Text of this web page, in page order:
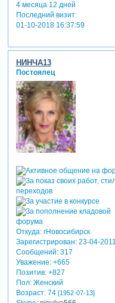
4 месяца 12 дней
Последний визит:
01-10-2018 16:37:59
НИНЧА13
Постоялец
Откуда:гНовосибирск
Зарегистрирован: 23-04-2011
Сообщений:317
Уважение: +665
Позитив: +827
Пол:Женский
Возраст:74 [1952-07-13]